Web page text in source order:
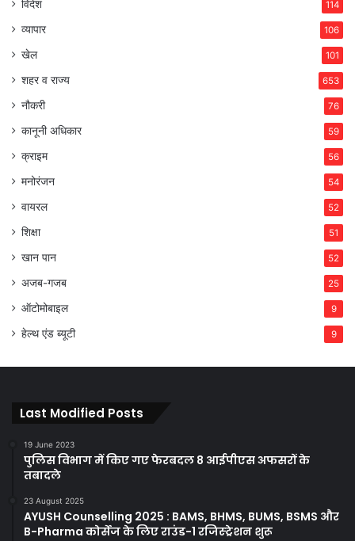
विदेश 114
व्यापार 106
खेल 101
शहर व राज्य 653
नौकरी 76
कानूनी अधिकार 59
क्राइम 56
मनोरंजन 54
वायरल 52
शिक्षा 51
खान पान 52
अजब-गजब 25
ऑटोमोबाइल 9
हेल्थ एंड ब्यूटी 9
Last Modified Posts
19 June 2023
पुलिस विभाग में किए गए फेरबदल 8 आईपीएस अफसरों के
तबादले
23 August 2025
AYUSH Counselling 2025 : BAMS, BHMS, BUMS, BSMS और
B-Pharma कोर्सेज के लिए राउंड-1 रजिस्ट्रेशन शुरू